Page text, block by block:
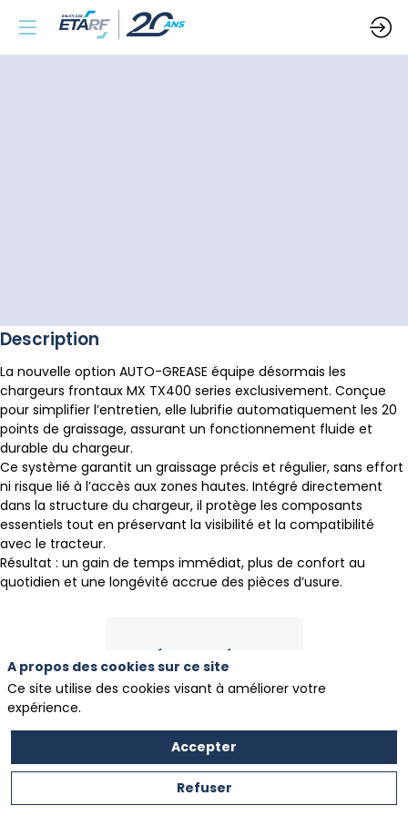
Description
La nouvelle option AUTO-GREASE équipe désormais les
chargeurs frontaux MX TX400 series exclusivement. Conçue
pour simplifier l’entretien, elle lubrifie automatiquement les 20
points de graissage, assurant un fonctionnement fluide et
durable du chargeur.
Ce système garantit un graissage précis et régulier, sans effort
ni risque lié à l’accès aux zones hautes. Intégré directement
dans la structure du chargeur, il protège les composants
essentiels tout en préservant la visibilité et la compatibilité
avec le tracteur.
Résultat : un gain de temps immédiat, plus de confort au
Présenté par
M-
EXTEND
FRANCE
A propos des cookies sur ce site
Ce site utilise des cookies visant à améliorer votre
expérience.
Accepter
Refuser